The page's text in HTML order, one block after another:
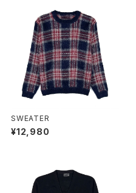
SWEATER
¥12,980